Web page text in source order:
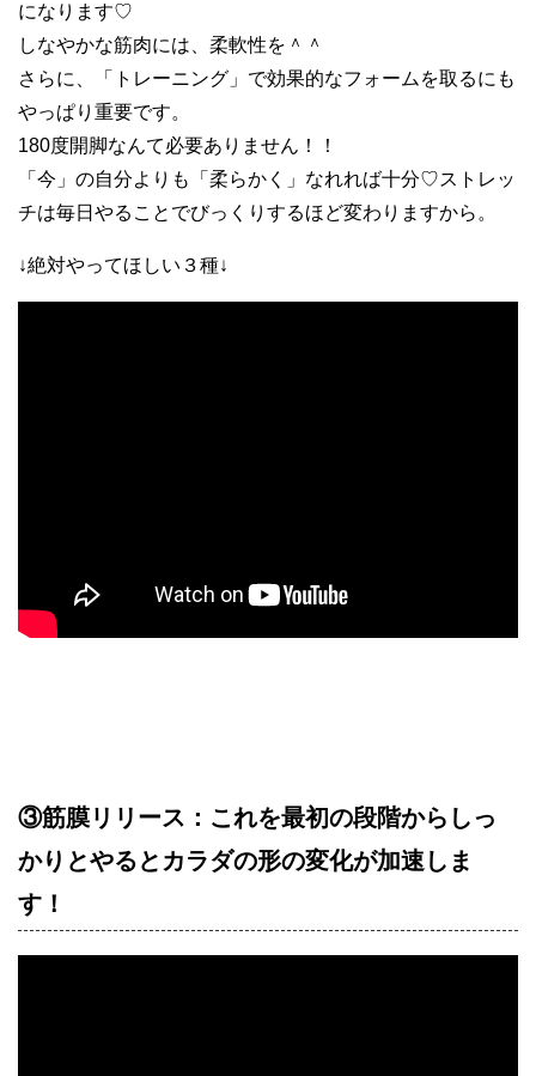
になります♡
しなやかな筋肉には、柔軟性を＾＾
さらに、「トレーニング」で効果的なフォームを取るにも
やっぱり重要です。
180度開脚なんて必要ありません！！
「今」の自分よりも「柔らかく」なれれば十分♡ストレッ
チは毎日やることでびっくりするほど変わりますから。
↓絶対やってほしい３種↓
③筋膜リリース：これを最初の段階からしっ
かりとやるとカラダの形の変化が加速しま
す！